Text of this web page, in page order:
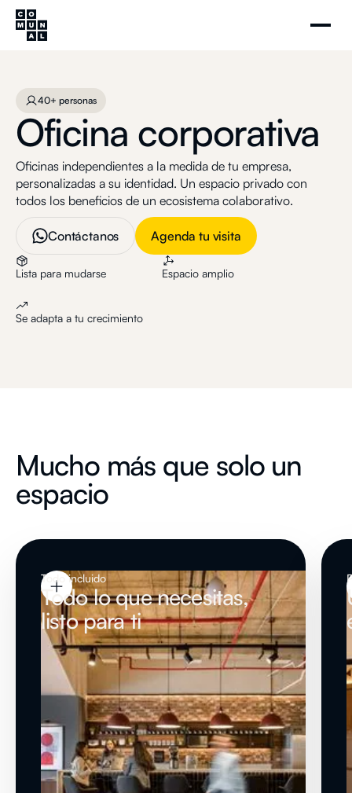
40+ personas
Oficina corporativa
Oficinas independientes a la medida de tu empresa,
personalizadas a su identidad. Un espacio privado con
todos los beneficios de un ecosistema colaborativo.
Contáctanos Agenda tu visita
Lista para mudarse Espacio amplio
Se adapta a tu crecimiento
Mucho más que solo un
espacio
Todo incluido
Todo lo que necesitas,
listo para ti